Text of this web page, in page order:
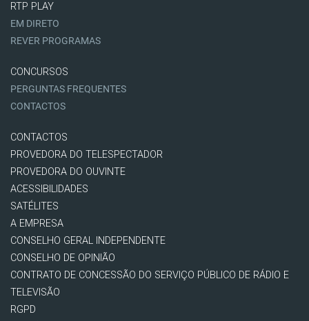
RTP PLAY
EM DIRETO
REVER PROGRAMAS
CONCURSOS
PERGUNTAS FREQUENTES
CONTACTOS
CONTACTOS
PROVEDORA DO TELESPECTADOR
PROVEDORA DO OUVINTE
ACESSIBILIDADES
SATÉLITES
A EMPRESA
CONSELHO GERAL INDEPENDENTE
CONSELHO DE OPINIÃO
CONTRATO DE CONCESSÃO DO SERVIÇO PÚBLICO DE RÁDIO E
TELEVISÃO
RGPD